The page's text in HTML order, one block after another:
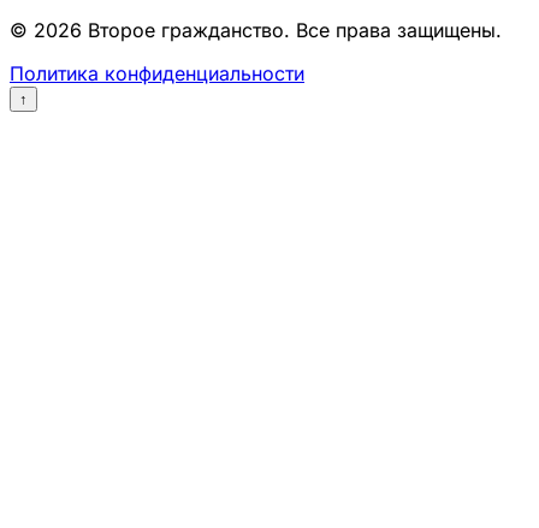
© 2026 Второе гражданство. Все права защищены.
Политика конфиденциальности
↑